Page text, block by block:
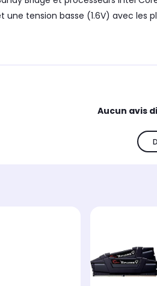
une tension basse (1.6V) avec les
Aucun avis